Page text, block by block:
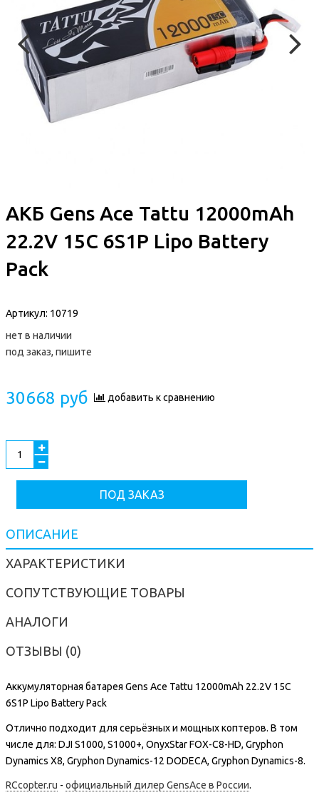
АКБ Gens Ace Tattu 12000mAh
22.2V 15C 6S1P Lipo Battery
Pack
Артикул: 10719
нет в наличии
под заказ, пишите
30668 руб добавить к сравнению
ПОД ЗАКАЗ
ОПИСАНИЕ
ХАРАКТЕРИСТИКИ
СОПУТСТВУЮЩИЕ ТОВАРЫ
АНАЛОГИ
ОТЗЫВЫ (0)
Аккумуляторная батарея Gens Ace Tattu 12000mAh 22.2V 15C
6S1P Lipo Battery Pack
Отлично подходит для серьёзных и мощных коптеров. В том
числе для: DJI S1000, S1000+, OnyxStar FOX-C8-HD, Gryphon
Dynamics X8, Gryphon Dynamics-12 DODECA, Gryphon Dynamics-8.
RCcopter.ru - официальный дилер GensAce в России.